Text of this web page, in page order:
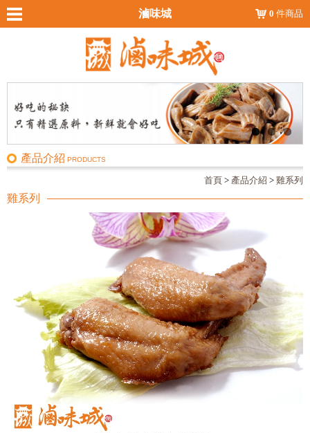
滷味城 0 件商品
產品介紹 PRODUCTS
首頁 > 產品介紹 > 雞系列
雞系列